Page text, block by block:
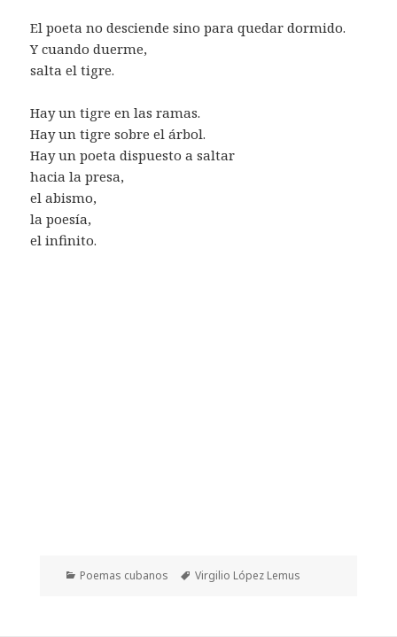
El poeta no desciende sino para quedar dormido.
Y cuando duerme,
salta el tigre.
Hay un tigre en las ramas.
Hay un tigre sobre el árbol.
Hay un poeta dispuesto a saltar
hacia la presa,
el abismo,
la poesía,
el infinito.
Categorías
Poemas cubanos Etiquetas
Virgilio López Lemus